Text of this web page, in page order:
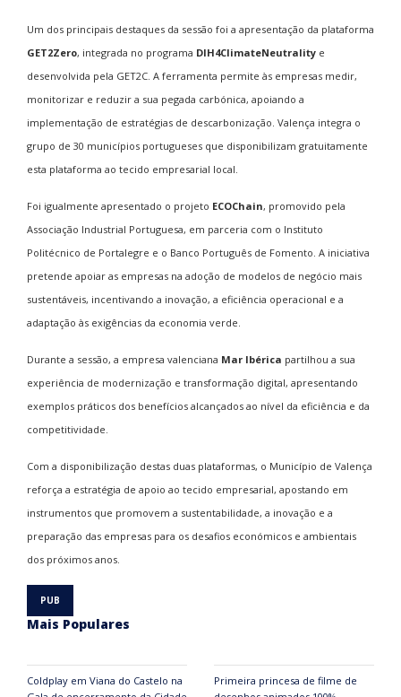
Um dos principais destaques da sessão foi a apresentação da plataforma
GET2Zero, integrada no programa DIH4ClimateNeutrality e
desenvolvida pela GET2C. A ferramenta permite às empresas medir,
monitorizar e reduzir a sua pegada carbónica, apoiando a
implementação de estratégias de descarbonização. Valença integra o
grupo de 30 municípios portugueses que disponibilizam gratuitamente
esta plataforma ao tecido empresarial local.
Foi igualmente apresentado o projeto ECOChain, promovido pela
Associação Industrial Portuguesa, em parceria com o Instituto
Politécnico de Portalegre e o Banco Português de Fomento. A iniciativa
pretende apoiar as empresas na adoção de modelos de negócio mais
sustentáveis, incentivando a inovação, a eficiência operacional e a
adaptação às exigências da economia verde.
Durante a sessão, a empresa valenciana Mar Ibérica partilhou a sua
experiência de modernização e transformação digital, apresentando
exemplos práticos dos benefícios alcançados ao nível da eficiência e da
competitividade.
Com a disponibilização destas duas plataformas, o Município de Valença
reforça a estratégia de apoio ao tecido empresarial, apostando em
instrumentos que promovem a sustentabilidade, a inovação e a
preparação das empresas para os desafios económicos e ambientais
dos próximos anos.
Mais Populares
Coldplay em Viana do Castelo na
Primeira princesa de filme de